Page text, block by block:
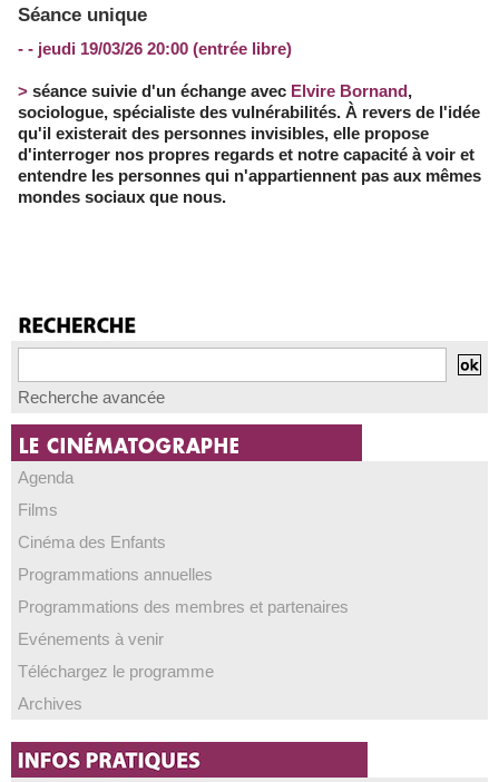
Séance unique
- - jeudi 19/03/26 20:00 (entrée libre)
> séance suivie d'un échange avec Elvire Bornand,
sociologue, spécialiste des vulnérabilités. À revers de l'idée
qu'il existerait des personnes invisibles, elle propose
d'interroger nos propres regards et notre capacité à voir et
entendre les personnes qui n'appartiennent pas aux mêmes
mondes sociaux que nous.
Recherche avancée
Agenda
Films
Cinéma des Enfants
Programmations annuelles
Programmations des membres et partenaires
Evénements à venir
Téléchargez le programme
Archives